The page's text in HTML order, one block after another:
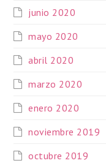
junio 2020
mayo 2020
abril 2020
marzo 2020
enero 2020
noviembre 2019
octubre 2019